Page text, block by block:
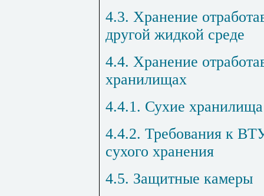
4.3. Хранение
другой жидкой среде
4.4. Хранение
хранилищах
4.4.1. Сухие хранилища
4.4.2. Требования к
сухого хранения
4.5. Защитные камеры